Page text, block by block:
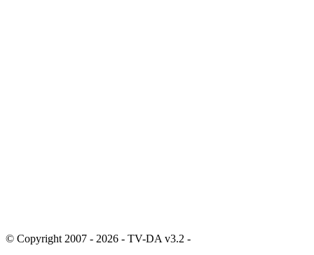
© Copyright 2007 - 2026 - TV-DA v3.2 -